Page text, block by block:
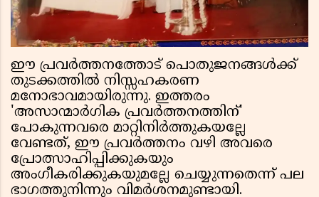
ഈ പ്രവർത്തനത്തോട് പൊതുജനങ്ങൾക്ക്
തുടക്കത്തിൽ നിസ്സഹകരണ
മനോഭാവമായിരുന്നു. ഇത്തരം
'അസാന്മാർഗിക പ്രവർത്തനത്തിന്'
പോകുന്നവരെ മാറ്റിനിർത്തുകയല്ലേ
വേണ്ടത്, ഈ പ്രവർത്തനം വഴി അവരെ
പ്രോത്സാഹിപ്പിക്കുകയും
അംഗീകരിക്കുകയുമല്ലേ ചെയ്യുന്നതെന്ന് പല
ഭാഗത്തുനിന്നും വിമർശനമുണ്ടായി.